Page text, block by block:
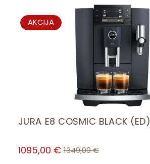
AKCIJAPRODUCT
ON
JURA E8 COSMIC BLACK (ED)
1095,00 € 1349,00€